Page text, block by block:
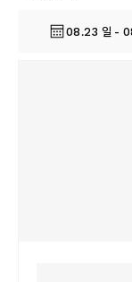
08.23 일 -